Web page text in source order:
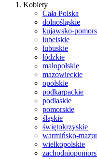
Kobiety
Cała Polska
dolnośląskie
kujawsko-
lubelskie
lubuskie
łódzkie
małopolskie
mazowieckie
opolskie
podkarpackie
podlaskie
pomorskie
śląskie
świętokrzyskie
warmińsko-
wielkopolskie